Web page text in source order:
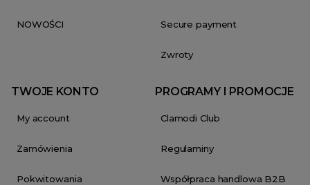
NOWOŚCI Secure payment
Zwroty
TWOJE KONTO
My account
Zamówienia
Pokwitowania
PROGRAMY I PROMOCJE
Clamodi Club
Regulaminy
Współpraca handlowa B2B